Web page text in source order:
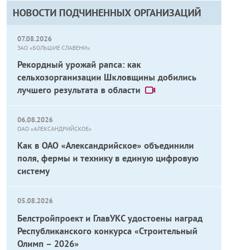
НОВОСТИ ПОДЧИНЕННЫХ ОРГАНИЗАЦИЙ
07.08.2026
ЗАО «БОЛЬШИЕ СЛАВЕНИ»
Рекордный урожай рапса: как
сельхозорганизации Шкловщины добились
лучшего результата в области
06.08.2026
ОАО «АЛЕКСАНДРИЙСКОЕ»
Как в ОАО «Александрийское» объединили
поля, фермы и технику в единую цифровую
систему
05.08.2026
Белстройпроект и ГлавУКС удостоены наград
Республиканского конкурса «Строительный
Олимп – 2026»